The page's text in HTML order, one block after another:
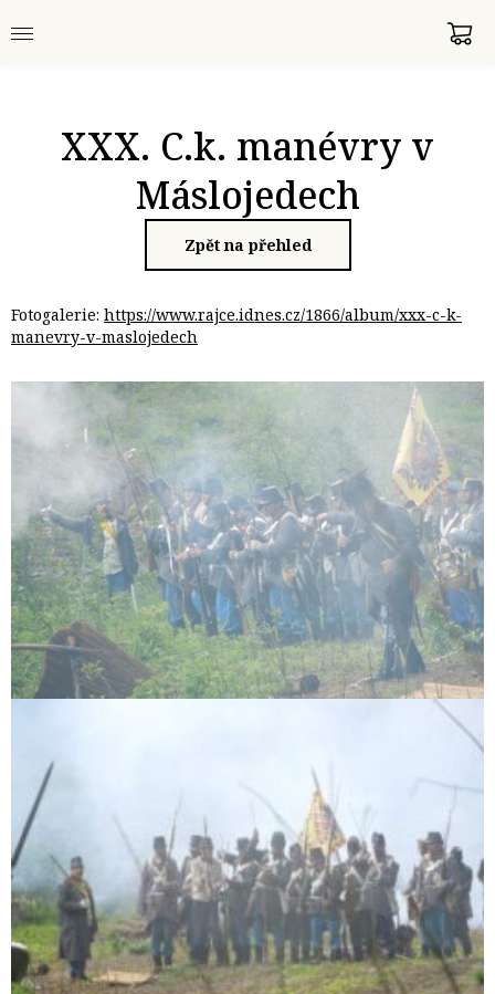
Zpět na přehled
XXX. C.k. manévry v
Máslojedech
Fotogalerie: https://www.rajce.idnes.cz/1866/album/xxx-c-k-
manevry-v-maslojedech